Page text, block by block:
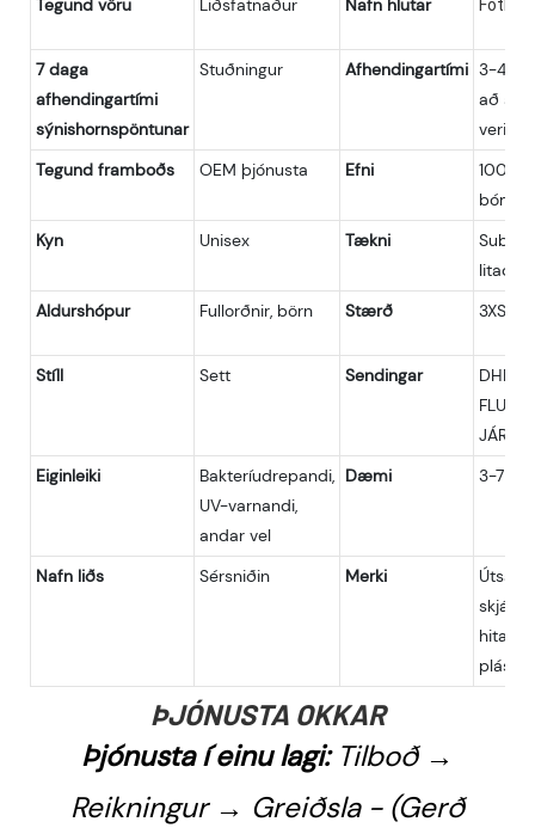
Tegund vöru Liðsfatnaður Nafn hlutar
7 daga
afhendingartími
sýnishornspöntunar
Stuðningur Afhendingartími 3-4
að
verið
Tegund framboðs
OEM þjónusta Efni
100%
Kyn
Unisex Tækni
litað
Aldurshópur
Fullorðnir, börn Stærð 3XS-
Stíll Sett Sendingar
DHL,
FLUG,
Eiginleiki
Bakteríudrepandi,
UV-varnandi,
andar vel
Dæmi 3-7
Nafn liðs Sérsniðin Merki
ÞJÓNUSTA OKKAR
Þjónusta í einu lagi:Tilboð →
Reikningur → Greiðsla - (Gerð